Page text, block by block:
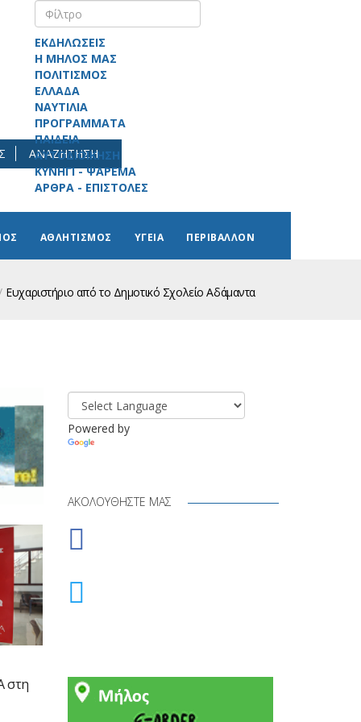
ΑΝΑΖΗΤΗΣΗ
ΕΚΔΗΛΩΣΕΙΣ
Η ΜΗΛΟΣ ΜΑΣ
ΠΟΛΙΤΙΣΜΟΣ
ΕΛΛΑΔΑ
ΝΑΥΤΙΛΙΑ
ΠΡΟΓΡΑΜΜΑΤΑ
ΠΑΙΔΕΙΑ
ΑΥΤΟΔΙΟΙΚΗΣΗ
ΚΥΝΗΓΙ - ΨΑΡΕΜΑ
ΑΡΘΡΑ - ΕΠΙΣΤΟΛΕΣ
ΑΘΛΗΤΙΣΜΟΣ ΥΓΕΙΑ ΠΕΡΙΒΑΛΛΟΝ
Ευχαριστήριο από το Δημοτικό Σχολείο Αδάμαντα
στη
Powered by
ΑΚΟΛΟΥΘΉΣΤΕ ΜΑΣ